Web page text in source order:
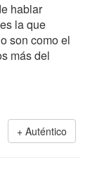
hablar
la que
son como el
más del
Auténtico